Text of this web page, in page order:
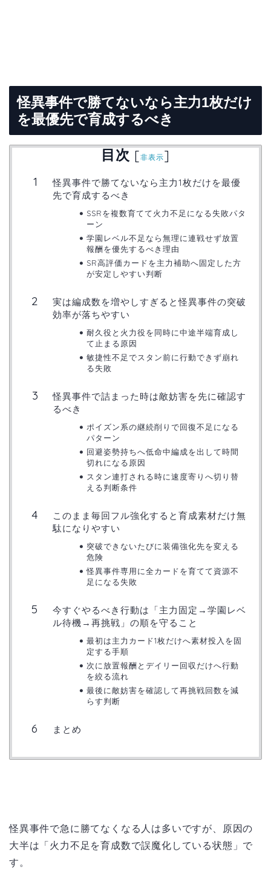
怪異事件で勝てないなら主力1枚だけ
を最優先で育成するべき
目次 [非表示]
怪異事件で勝てないなら主力1枚だけを最優
先で育成するべき
SSRを複数育てて火力不足になる失敗パタ
ーン
学園レベル不足なら無理に連戦せず放置
報酬を優先するべき理由
SR高評価カードを主力補助へ固定した方
が安定しやすい判断
実は編成数を増やしすぎると怪異事件の突破
効率が落ちやすい
耐久役と火力役を同時に中途半端育成し
て止まる原因
敏捷性不足でスタン前に行動できず崩れ
る失敗
怪異事件で詰まった時は敵妨害を先に確認す
るべき
ポイズン系の継続削りで回復不足になる
パターン
回避姿勢持ちへ低命中編成を出して時間
切れになる原因
スタン連打される時に速度寄りへ切り替
える判断条件
このまま毎回フル強化すると育成素材だけ無
駄になりやすい
突破できないたびに装備強化先を変える
危険
怪異事件専用に全カードを育てて資源不
足になる失敗
今すぐやるべき行動は「主力固定→学園レベ
ル待機→再挑戦」の順を守ること
最初は主力カード1枚だけへ素材投入を固
定する手順
次に放置報酬とデイリー回収だけへ行動
を絞る流れ
最後に敵妨害を確認して再挑戦回数を減
らす判断
まとめ
怪異事件で急に勝てなくなる人は多いですが、原因の
大半は「火力不足を育成数で誤魔化している状態」で
す。